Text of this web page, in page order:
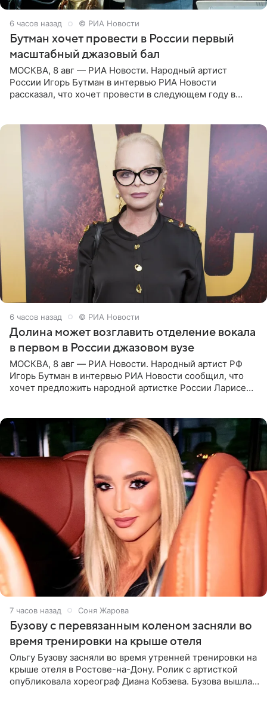
6 часов назад © РИА Новости
Бутман хочет провести в России первый
масштабный джазовый бал
МОСКВА, 8 авг — РИА Новости. Народный артист
России Игорь Бутман в интервью РИА Новости
рассказал, что хочет провести в следующем году в
6 часов назад © РИА Новости
Долина может возглавить отделение вокала
в первом в России джазовом вузе
МОСКВА, 8 авг — РИА Новости. Народный артист РФ
Игорь Бутман в интервью РИА Новости сообщил, что
хочет предложить народной артистке России Ларисе
7 часов назад Соня Жарова
Бузову с перевязанным коленом засняли во
время тренировки на крыше отеля
Ольгу Бузову засняли во время утренней тренировки на
крыше отеля в Ростове-на-Дону. Ролик с артисткой
опубликовала хореограф Диана Кобзева. Бузова вышла